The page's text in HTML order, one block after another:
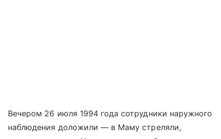
Вечером 26 июля 1994 года сотрудники наружного
наблюдения доложили — в Маму стреляли,